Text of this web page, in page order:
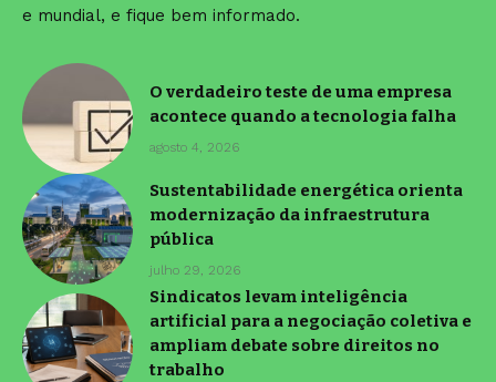
e mundial, e fique bem informado.
O verdadeiro teste de uma empresa
acontece quando a tecnologia falha
agosto 4, 2026
Sustentabilidade energética orienta
modernização da infraestrutura
pública
julho 29, 2026
Sindicatos levam inteligência
artificial para a negociação coletiva e
ampliam debate sobre direitos no
trabalho